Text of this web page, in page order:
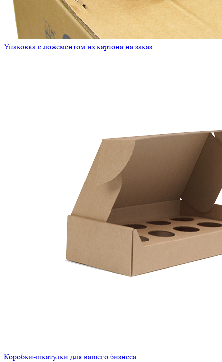
Упаковка с ложементом из картона на заказ
Коробки-шкатулки для вашего бизнеса